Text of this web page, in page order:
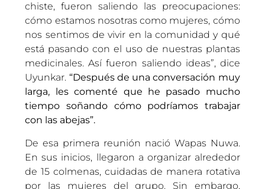
chiste, fueron saliendo las preocupaciones:
cómo estamos nosotras como mujeres, cómo
nos sentimos de vivir en la comunidad y qué
está pasando con el uso de nuestras plantas
medicinales. Así fueron saliendo ideas”, dice
Uyunkar. “Después de una conversación muy
larga, les comenté que he pasado mucho
tiempo soñando cómo podríamos trabajar
con las abejas”.
De esa primera reunión nació Wapas Nuwa.
En sus inicios, llegaron a organizar alrededor
de 15 colmenas, cuidadas de manera rotativa
por las mujeres del grupo. Sin embargo,